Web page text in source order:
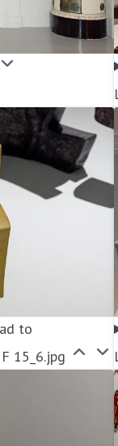
to
15_6.jpg